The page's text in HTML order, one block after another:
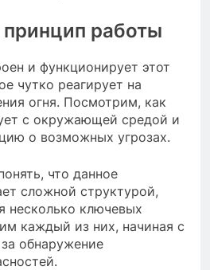
работы
и функционирует этот
чутко реагирует на
огня. Посмотрим, как
с окружающей средой и
о возможных угрозах.
что данное
сложной структурой,
несколько ключевых
каждый из них, начиная с
обнаружение